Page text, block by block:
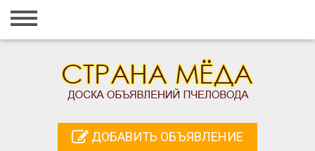
Главная
Регистрация
Добавить объявление
ДОБАВИТЬ ОБЪЯВЛЕНИЕ